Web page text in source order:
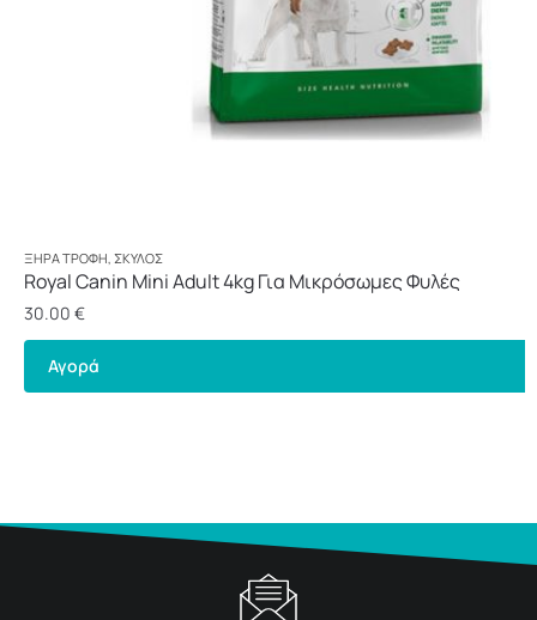
ΞΗΡΆ ΤΡΟΦΉ, ΣΚΎΛΟΣ
Royal Canin Mini Adult 4kg Για Μικρόσωμες Φυλές
30.00 €
Αγορά